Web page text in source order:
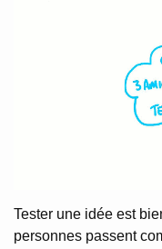
Tester une idée est
personnes passent